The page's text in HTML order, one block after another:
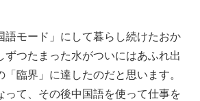
語モード」にして暮らし続けたおか
ずつたまった水がついにはあふれ出
臨界」に達したのだと思います。
って、その後中国語を使って仕事を